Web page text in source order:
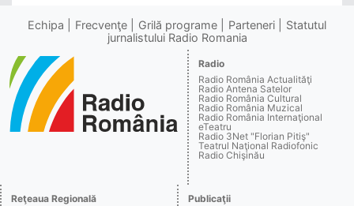
Echipa Frecvenţe Grilă programe Parteneri
Statutul
jurnalistului Radio Romania
Radio
Radio România Actualităţi
Radio Antena Satelor
Radio România Cultural
Radio România Muzical
Radio România Internaţional
eTeatru
Radio 3Net "Florian Pitiş"
Teatrul Naţional Radiofonic
Radio Chişinău
Reţeaua Regională
Publicaţii